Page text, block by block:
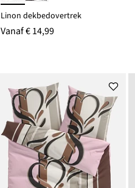
Linon dekbedovertrek
Vanaf€ 14,99